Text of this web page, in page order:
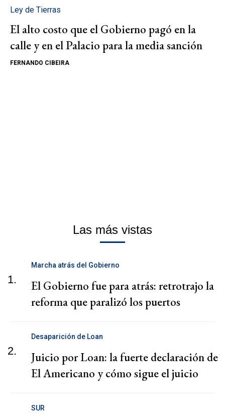
Ley de Tierras
El alto costo que el Gobierno pagó en la
calle y en el Palacio para la media sanción
FERNANDO CIBEIRA
Las más vistas
1.
Marcha atrás del Gobierno
El Gobierno fue para atrás: retrotrajo la
reforma que paralizó los puertos
2.
Desaparición de Loan
Juicio por Loan: la fuerte declaración de
El Americano y cómo sigue el juicio
SUR